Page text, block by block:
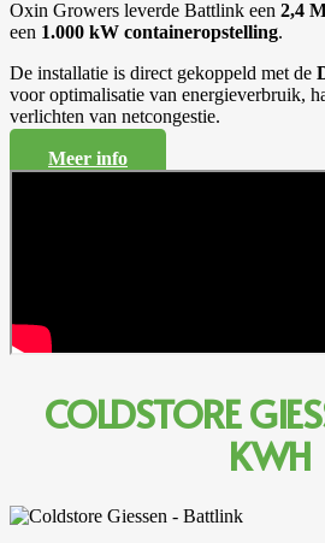
Oxin Growers leverde Battlink een 2,4
een 1.000 kW containeropstelling.
De installatie is direct gekoppeld met de
voor optimalisatie van energieverbruik,
verlichten van netcongestie.
Meer info
COLDSTORE
KWH